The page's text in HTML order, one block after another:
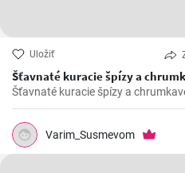
Uložiť
Šťavnaté kuracie špízy a
Šťavnaté kuracie špízy a
Varim_Susmevom